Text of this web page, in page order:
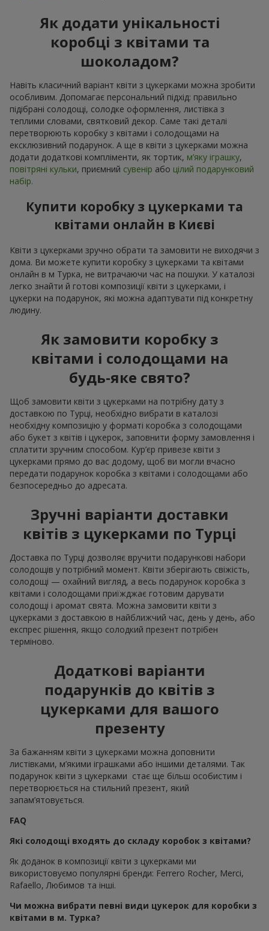
Як додати унікальності
коробці з квітами та
шоколадом?
Навіть класичний варіант квіти з цукерками можна зробити
особливим. Допомагає персональний підхід: правильно
підібрані солодощі, солодке оформлення, листівка з
теплими словами, святковий декор. Саме такі деталі
перетворюють коробку з квітами і солодощами на
ексклюзивний подарунок. А ще в квіти з цукерками можна
додати додаткові компліменти, як тортик, м’яку іграшку,
повітряні кульки, приємний сувенір або цілий подарунковий
набір.
Купити коробку з цукерками та
квітами онлайн в Києві
Квіти з цукерками зручно обрати та замовити не виходячи з
дома. Ви можете купити коробку з цукерками та квітами
онлайн в м Турка, не витрачаючи час на пошуки. У каталозі
легко знайти й готові композиції квіти з цукерками, і
цукерки на подарунок, які можна адаптувати під конкретну
людину.
Як замовити коробку з
квітами і солодощами на
будь-яке свято?
Щоб замовити квіти з цукерками на потрібну дату з
доставкою по Турці, необхідно вибрати в каталозі
необхідну композицію у форматі коробка з солодощами
або букет з квітів і цукерок, заповнити форму замовлення і
сплатити зручним способом. Кур’єр привезе квіти з
цукерками прямо до вас додому, щоб ви могли вчасно
передати подарунок коробка з квітами і солодощами або
безпосередньо до адресата.
Зручні варіанти доставки
квітів з цукерками по Турці
Доставка по Турці дозволяє вручити подарункові набори
солодощів у потрібний момент. Квіти зберігають свіжість,
солодощі — охайний вигляд, а весь подарунок коробка з
квітами і солодощами приїжджає готовим дарувати
солодощі і аромат свята. Можна замовити квіти з
цукерками з доставкою в найближчий час, день у день, або
експрес рішення, якщо солодкий презент потрібен
терміново.
Додаткові варіанти
подарунків до квітів з
цукерками для вашого
презенту
За бажанням квіти з цукерками можна доповнити
листівками, м’якими іграшками або іншими деталями. Так
подарунок квіти з цукерками стає ще більш особистим і
перетворюється на стильний презент, який
запам’ятовується.
FAQ
Які солодощі входять до складу коробок з квітами?
Як доданок в композиції квіти з цукерками ми
використовуємо популярні бренди: Ferrero Rocher, Merci,
Rafaello, Любимов та інші.
Чи можна вибрати певні види цукерок для коробки з
квітами в м. Турка?